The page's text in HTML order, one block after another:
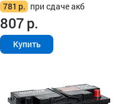
781 р. при сдаче акб
807р.
Купить